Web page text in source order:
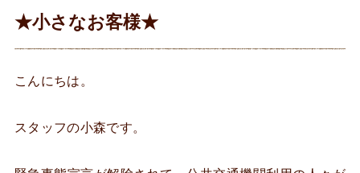
★小さなお客様★
こんにちは。
スタッフの小森です。